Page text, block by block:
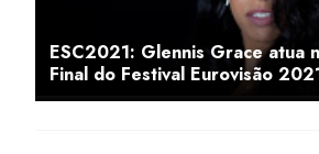
ESC2021: Glennis Grace atua
Final do Festival Eurovisão